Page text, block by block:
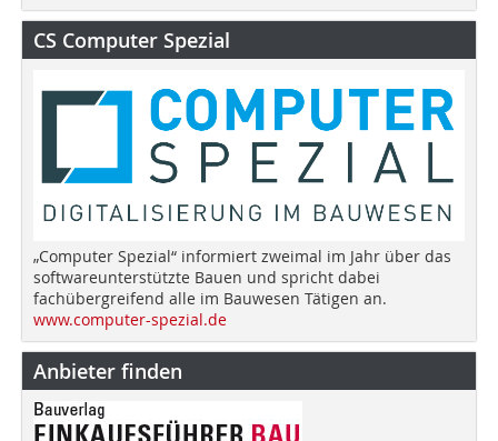
CS Computer Spezial
„Computer Spezial“ informiert zweimal im Jahr über das
softwareunterstützte Bauen und spricht dabei
fachübergreifend alle im Bauwesen Tätigen an.
www.computer-spezial.de
Anbieter finden